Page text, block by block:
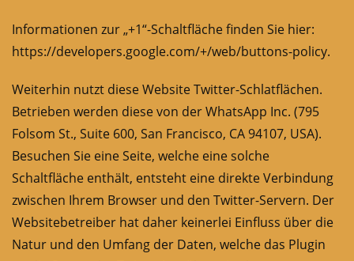
Informationen zur „+1“-Schaltfläche finden Sie hier:
https://developers.google.com/+/web/buttons-policy.
Weiterhin nutzt diese Website Twitter-Schlatflächen.
Betrieben werden diese von der WhatsApp Inc. (795
Folsom St., Suite 600, San Francisco, CA 94107, USA).
Besuchen Sie eine Seite, welche eine solche
Schaltfläche enthält, entsteht eine direkte Verbindung
zwischen Ihrem Browser und den Twitter-Servern. Der
Websitebetreiber hat daher keinerlei Einfluss über die
Natur und den Umfang der Daten, welche das Plugin